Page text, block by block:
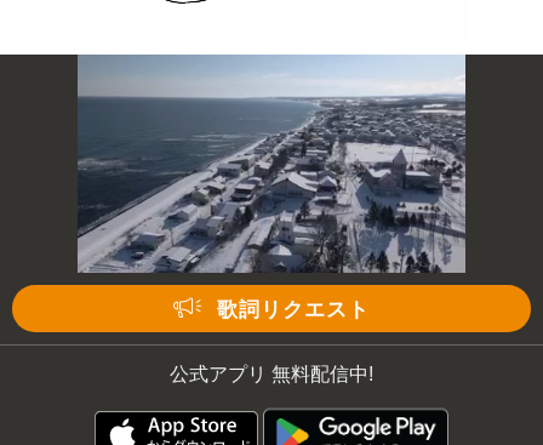
歌詞リクエスト
公式アプリ 無料配信中!